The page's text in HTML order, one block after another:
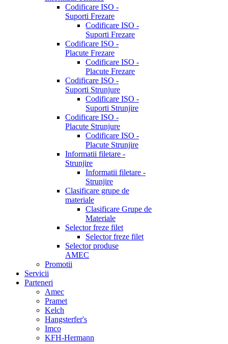
Codificare ISO -
Suporti Frezare
Codificare ISO -
Suporti Frezare
Codificare ISO -
Placute Frezare
Codificare ISO -
Placute Frezare
Codificare ISO -
Suporti Strunjure
Codificare ISO -
Suporti Strunjire
Codificare ISO -
Placute Strunjure
Codificare ISO -
Placute Strunjire
Informatii filetare -
Strunjire
Informatii filetare -
Strunjire
Clasificare grupe de
materiale
Clasificare Grupe de
Materiale
Selector freze filet
Selector freze filet
Selector produse
AMEC
Promotii
Servicii
Parteneri
Amec
Pramet
Kelch
Hangsterfer's
Imco
KFH-Hermann